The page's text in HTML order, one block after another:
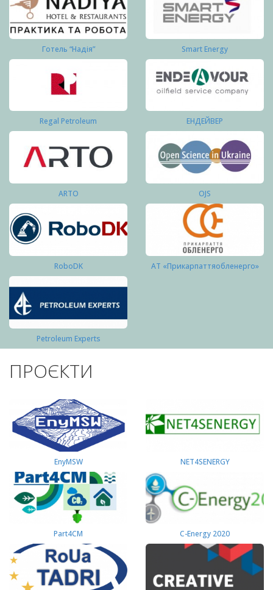
Готель “Надія” Smart Energy
Regal Petroleum ЕНДЕЙВЕР
ARTO OJS
RoboDK АТ «Прикарпаттяобленерго»
Petroleum Experts
ПРОЄКТИ
EnyMSW NET4SENERGY
Part4СМ C-Energy 2020